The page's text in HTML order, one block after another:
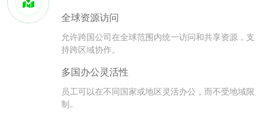
全球资源访问
允许跨国公司在全球范围内统一访问和共享资源，支
持跨区域协作。
多国办公灵活性
员工可以在不同国家或地区灵活办公，而不受地域限
制。